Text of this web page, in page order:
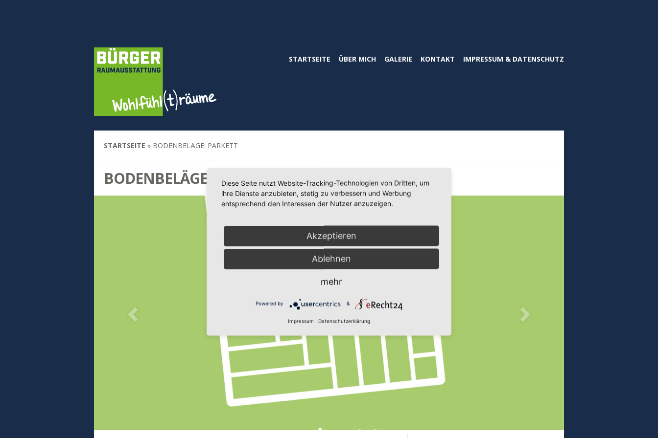
STARTSEITE ÜBER MICH GALERIE KONTAKT IMPRESSUM & DATENSCHUTZ
STARTSEITE » BODENBELÄGE: PARKETT
BODENBELÄGE: PARKETTDiese Seite nutzt Website-Tracking-Technologien von Dritten, um
ihre Dienste anzubieten, stetig zu verbessern und Werbung
entsprechend den Interessen der Nutzer anzuzeigen.
Akzeptieren
Ablehnen
mehr
Powered by &
Impressum | Datenschutzerklärung